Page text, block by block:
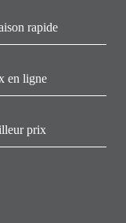
rapide
en ligne
prix